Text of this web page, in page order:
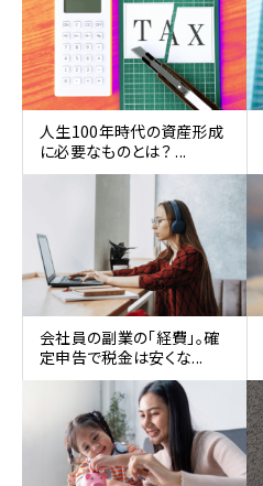
人生100年時代の資産形成
に必要なものとは？ ...
会社員の副業の「経費」。確
定申告で税金は安くな...